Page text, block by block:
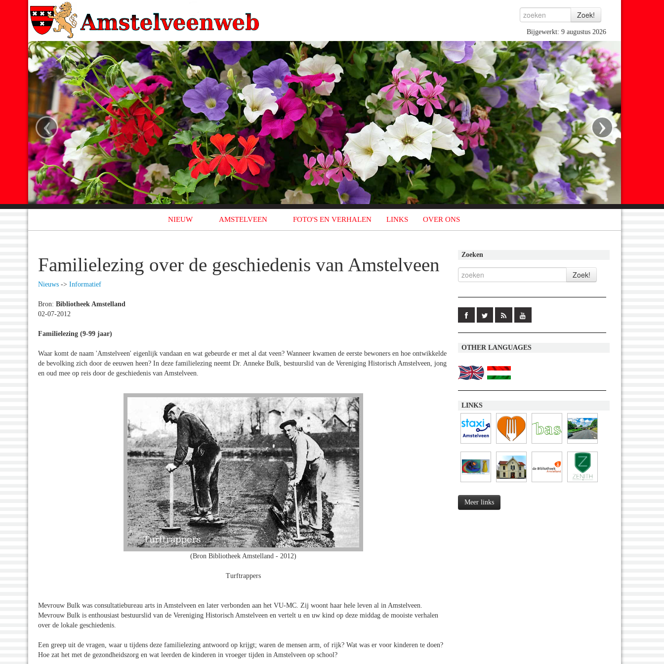
Bijgewerkt: 9 augustus 2026
‹ ›
NIEUW AMSTELVEEN FOTO'S EN VERHALEN LINKS OVER ONS
Familielezing over de geschiedenis van Amstelveen
Nieuws -> Informatief
Bron: Bibliotheek Amstelland
02-07-2012
Familielezing (9-99 jaar)
Waar komt de naam 'Amstelveen' eigenlijk vandaan en wat gebeurde er met al dat veen? Wanneer kwamen de eerste bewoners en hoe ontwikkelde
de bevolking zich door de eeuwen heen? In deze familielezing neemt Dr. Anneke Bulk, bestuurslid van de Vereniging Historisch Amstelveen, jong
en oud mee op reis door de geschiedenis van Amstelveen.
(Bron Bibliotheek Amstelland - 2012)
Turftrappers
Mevrouw Bulk was consultatiebureau arts in Amstelveen en later verbonden aan het VU-MC. Zij woont haar hele leven al in Amstelveen.
Mevrouw Bulk is enthousiast bestuurslid van de Vereniging Historisch Amstelveen en vertelt u en uw kind op deze middag de mooiste verhalen
over de lokale geschiedenis.
Een greep uit de vragen, waar u tijdens deze familielezing antwoord op krijgt; waren de mensen arm, of rijk? Wat was er voor kinderen te doen?
Hoe zat het met de gezondheidszorg en wat leerden de kinderen in vroeger tijden in Amstelveen op school?
Zoeken
OTHER LANGUAGES
LINKS
Meer links